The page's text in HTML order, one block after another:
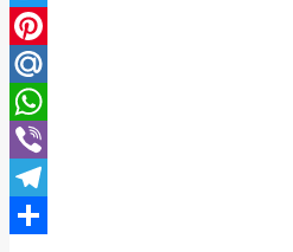
Twitter
Pinterest
Mail.Ru
WhatsApp
Viber
Telegram